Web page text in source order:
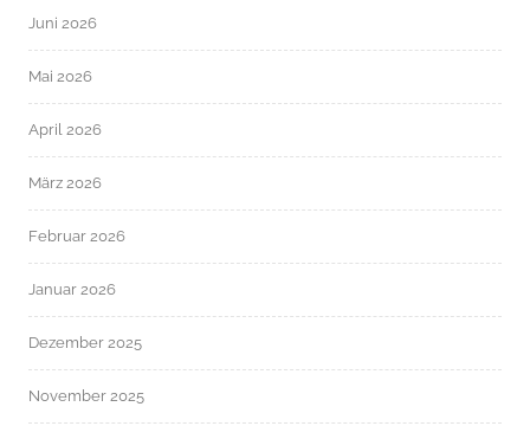
Juni 2026
Mai 2026
April 2026
März 2026
Februar 2026
Januar 2026
Dezember 2025
November 2025